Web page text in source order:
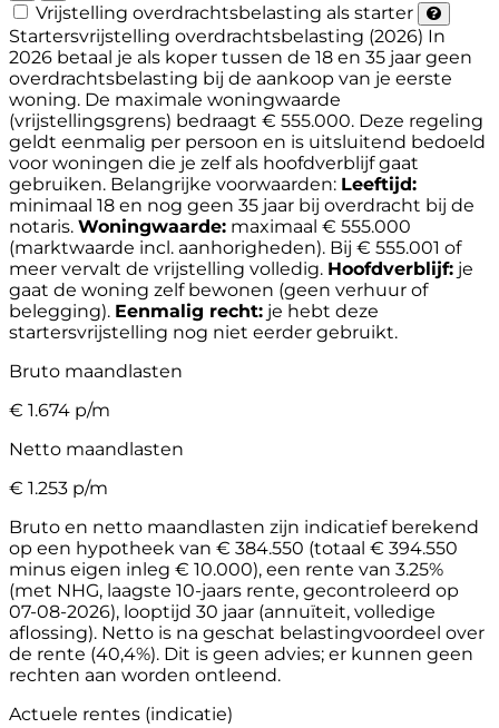
Vrijstelling overdrachtsbelasting als starter
Startersvrijstelling overdrachtsbelasting (2026) In
2026 betaal je als koper tussen de 18 en 35 jaar geen
overdrachtsbelasting bij de aankoop van je eerste
woning. De maximale woningwaarde
(vrijstellingsgrens) bedraagt € 555.000. Deze regeling
geldt eenmalig per persoon en is uitsluitend bedoeld
voor woningen die je zelf als hoofdverblijf gaat
gebruiken. Belangrijke voorwaarden: Leeftijd:
minimaal 18 en nog geen 35 jaar bij overdracht bij de
notaris. Woningwaarde: maximaal € 555.000
(marktwaarde incl. aanhorigheden). Bij € 555.001 of
meer vervalt de vrijstelling volledig. Hoofdverblijf: je
gaat de woning zelf bewonen (geen verhuur of
belegging). Eenmalig recht: je hebt deze
startersvrijstelling nog niet eerder gebruikt.
Bruto maandlasten
€ 1.674 p/m
Netto maandlasten
€ 1.253 p/m
Bruto en netto maandlasten zijn indicatief berekend
op een hypotheek van € 384.550 (totaal € 394.550
minus eigen inleg € 10.000), een rente van 3.25%
(met NHG, laagste 10-jaars rente, gecontroleerd op
07-08-2026), looptijd 30 jaar (annuïteit, volledige
aflossing). Netto is na geschat belastingvoordeel over
de rente (40,4%). Dit is geen advies; er kunnen geen
rechten aan worden ontleend.
Actuele rentes (indicatie)